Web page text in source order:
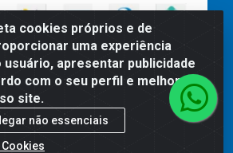
cookies próprios e de
uma experiência
usuário, apresentar publicidade
com o seu perfil e melhorar a
site.
não essenciais
condições de pagamento e frete são válidos
exclusivamente pelo site. Caso haja